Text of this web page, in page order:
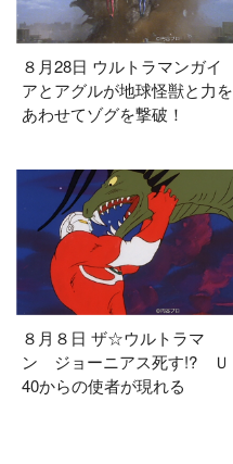
８月28日 ウルトラマンガイ
アとアグルが地球怪獣と力を
あわせてゾグを撃破！
８月８日 ザ☆ウルトラマ
ン ジョーニアス死す!? Ｕ
40からの使者が現れる